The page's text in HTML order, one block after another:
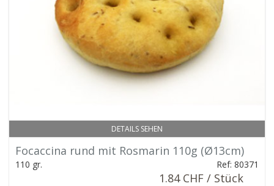
DETAILS SEHEN
Focaccina rund mit Rosmarin 110g (Ø13cm)
110 gr. Ref: 80371
1.84 CHF / Stück